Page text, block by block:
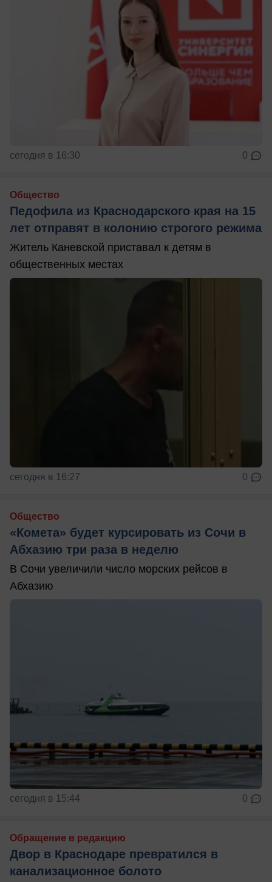
сегодня в 16:30 0
Общество
Педофила из Краснодарского края на 15
лет отправят в колонию строгого режима
Житель Каневской приставал к детям в
общественных местах
сегодня в 16:27 0
Общество
«Комета» будет курсировать из Сочи в
Абхазию три раза в неделю
В Сочи увеличили число морских рейсов в
Абхазию
сегодня в 15:44 0
Обращение в редакцию
Двор в Краснодаре превратился в
канализационное болото